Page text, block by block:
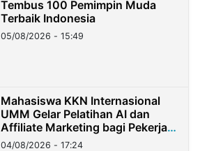
Tembus 100 Pemimpin Muda
Terbaik Indonesia
05/08/2026 - 15:49
Mahasiswa KKN Internasional
UMM Gelar Pelatihan AI dan
Affiliate Marketing bagi Pekerja
Migran Indonesia di Taiwan
04/08/2026 - 17:24